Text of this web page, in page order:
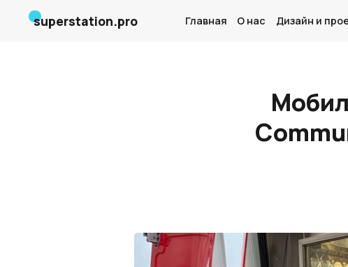
superstation.pro Главная О нас Дизайн и